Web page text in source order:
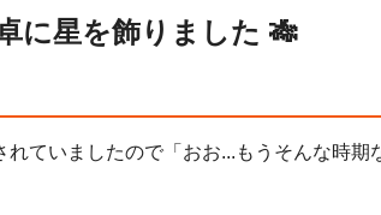
に星を飾りました 🎋
ていましたので「おお...もうそんな時期